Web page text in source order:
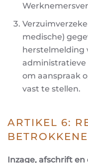
medische)
herstelmelding
administratieve
om aanspraak
vast te stellen.
ARTIKEL 6:
BETROKKENE
Inzage, afschrift